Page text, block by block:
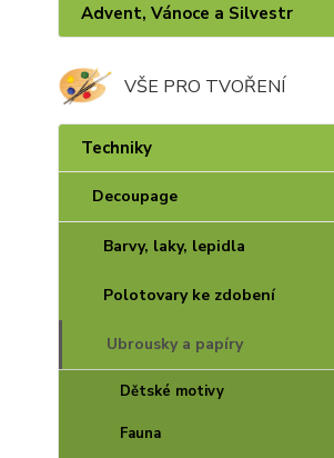
Advent, Vánoce a Silvestr
VŠE PRO TVOŘENÍ
Techniky
Decoupage
Barvy, laky, lepidla
Polotovary ke zdobení
Ubrousky a papíry
Dětské motivy
Fauna